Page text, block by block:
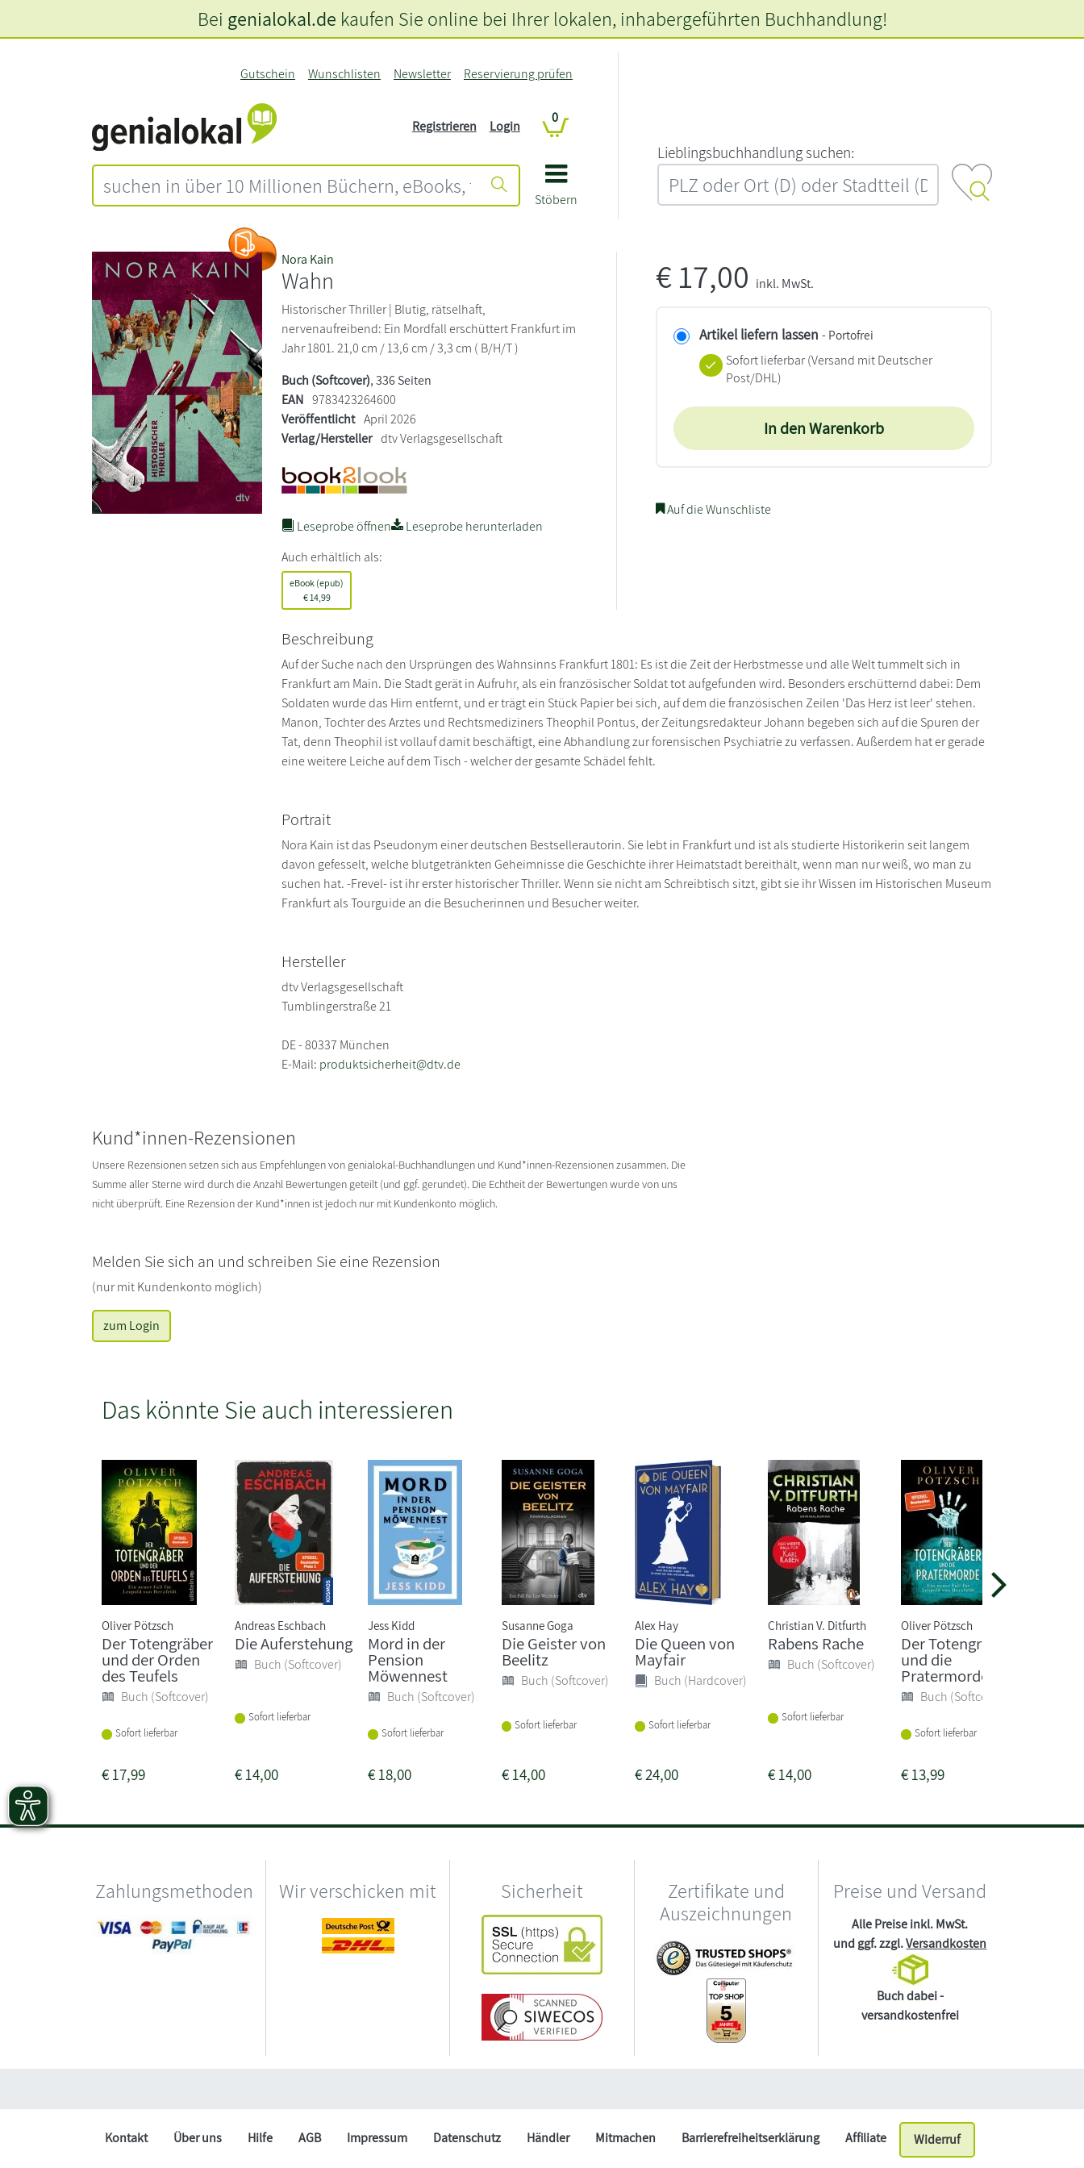
Stöbern
Gutschein Wunschlisten Newsletter Reservierung prüfen
Registrieren Login
0
L‍i‍e‍b‍l‍i‍n‍g‍s‍b‍u‍c‍h‍h‍a‍n‍d‍l‍u‍n‍g‍ ‍s‍u‍c‍h‍e‍n‍:‍
Bei genialokal.de kaufen Sie online bei Ihrer lokalen, inhabergeführten Buchhandlung!
Nora Kain
Wahn
Historischer Thriller | Blutig, rätselhaft,
nervenaufreibend: Ein Mordfall erschüttert Frankfurt im
Jahr 1801. 21,0 cm / 13,6 cm / 3,3 cm ( B/H/T )
Buch (Softcover), 336 Seiten
EAN 9783423264600
Veröffentlicht April 2026
Verlag/Hersteller dtv Verlagsgesellschaft
Leseprobe öffnen
Leseprobe herunterladen
Auch erhältlich als:
eBook (epub)
€14,99
€17,00 inkl. MwSt.
Artikel liefern lassen - Portofrei
Sofort lieferbar(Versand mit Deutscher
Post/DHL)
In den Warenkorb
Auf die Wunschliste
Beschreibung
Auf der Suche nach den Ursprüngen des Wahnsinns Frankfurt 1801: Es ist die Zeit der Herbstmesse und alle Welt tummelt sich in
Frankfurt am Main. Die Stadt gerät in Aufruhr, als ein französischer Soldat tot aufgefunden wird. Besonders erschütternd dabei: Dem
Soldaten wurde das Hirn entfernt, und er trägt ein Stück Papier bei sich, auf dem die französischen Zeilen 'Das Herz ist leer' stehen.
Manon, Tochter des Arztes und Rechtsmediziners Theophil Pontus, der Zeitungsredakteur Johann begeben sich auf die Spuren der
Tat, denn Theophil ist vollauf damit beschäftigt, eine Abhandlung zur forensischen Psychiatrie zu verfassen. Außerdem hat er gerade
eine weitere Leiche auf dem Tisch - welcher der gesamte Schädel fehlt.
Portrait
Nora Kain ist das Pseudonym einer deutschen Bestsellerautorin. Sie lebt in Frankfurt und ist als studierte Historikerin seit langem
davon gefesselt, welche blutgetränkten Geheimnisse die Geschichte ihrer Heimatstadt bereithält, wenn man nur weiß, wo man zu
suchen hat. -Frevel- ist ihr erster historischer Thriller. Wenn sie nicht am Schreibtisch sitzt, gibt sie ihr Wissen im Historischen Museum
Frankfurt als Tourguide an die Besucherinnen und Besucher weiter.
Hersteller
dtv Verlagsgesellschaft
Tumblingerstraße 21
DE - 80337 München
E-Mail: produktsicherheit@dtv.de
Kund*innen-Rezensionen
Unsere Rezensionen setzen sich aus Empfehlungen von genialokal-Buchhandlungen und Kund*innen-Rezensionen zusammen. Die
Summe aller Sterne wird durch die Anzahl Bewertungen geteilt (und ggf. gerundet). Die Echtheit der Bewertungen wurde von uns
nicht überprüft. Eine Rezension der Kund*innen ist jedoch nur mit Kundenkonto möglich.
Melden Sie sich an und schreiben Sie eine Rezension
(nur mit Kundenkonto möglich)
zum Login
Das könnte Sie auch interessieren
Oliver Pötzsch
Der Totengräber
und der Orden
des Teufels
Buch (Softcover)
Sofort lieferbar
€17,99
Andreas Eschbach
Die Auferstehung
Buch (Softcover)
Sofort lieferbar
€14,00
Jess Kidd
Mord in der
Pension
Möwennest
Buch (Softcover)
Sofort lieferbar
€18,00
Susanne Goga
Die Geister von
Beelitz
Buch (Softcover)
Sofort lieferbar
€14,00
Alex Hay
Die Queen von
Mayfair
Buch (Hardcover)
Sofort lieferbar
€24,00
Christian V. Ditfurth
Rabens Rache
Buch (Softcover)
Sofort lieferbar
€14,00
Oliver Pötzsch
Der Totengräber
und die
Pratermorde
Buch (Softcover)
Sofort lieferbar
€13,99
Zahlungsmethoden Wir verschicken mit Sicherheit
Zertifikate und
Auszeichnungen
Preise und Versand
Alle Preise inkl. MwSt.
und ggf. zzgl.Versandkosten
Buch dabei -
versandkostenfrei
Kontakt Über uns Hilfe AGB Impressum Datenschutz Händler Mitmachen Barrierefreiheitserklärung Affiliate Widerruf